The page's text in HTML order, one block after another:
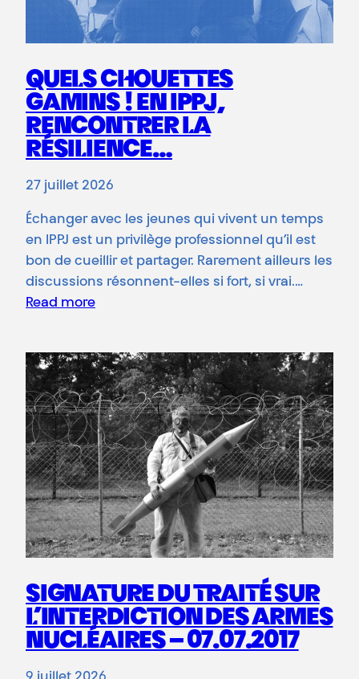
QUELS CHOUETTES
GAMINS ! EN IPPJ,
RENCONTRER LA
RÉSILIENCE…
27 juillet 2026
Échanger avec les jeunes qui vivent un temps
en IPPJ est un privilège professionnel qu’il est
bon de cueillir et partager. Rarement ailleurs les
discussions résonnent-elles si fort, si vrai.…
Read more
SIGNATURE DU TRAITÉ SUR
L’INTERDICTION DES ARMES
NUCLÉAIRES – 07.07.2017